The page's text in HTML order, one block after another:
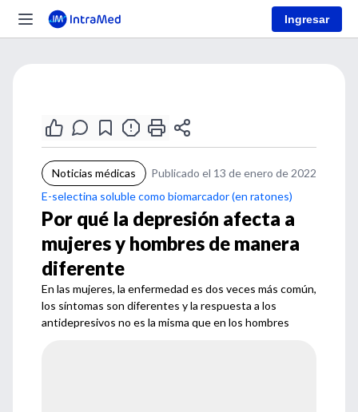
Ingresar
Noticias médicas
Publicado el 13 de enero de 2022
E-selectina soluble como biomarcador (en ratones)
Por qué la depresión afecta a
mujeres y hombres de manera
diferente
En las mujeres, la enfermedad es dos veces más común,
los síntomas son diferentes y la respuesta a los
antidepresivos no es la misma que en los hombres